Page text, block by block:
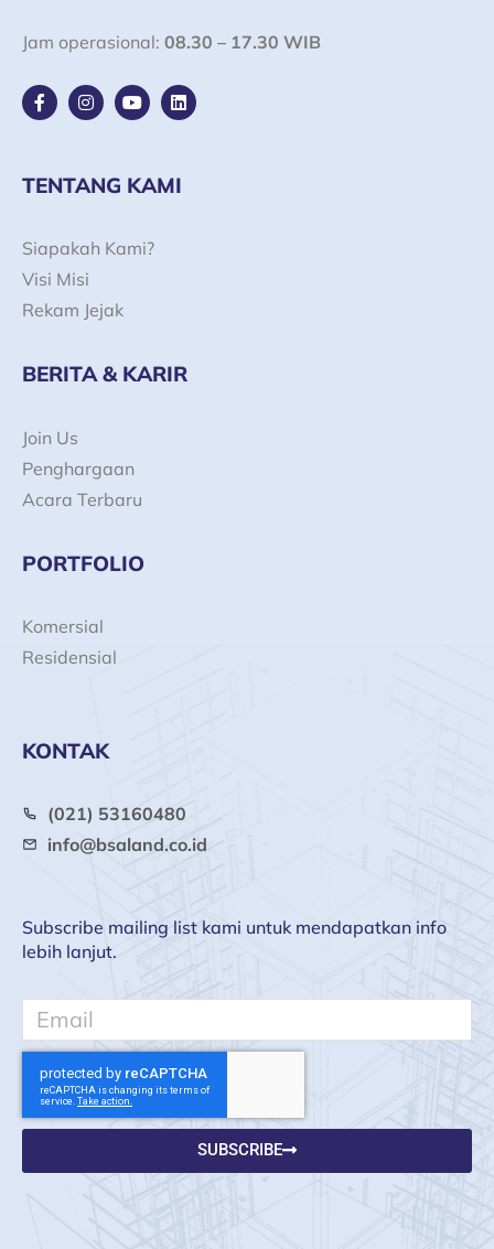
Jam operasional: 08.30 – 17.30 WIB
F
a
o
o
f
I
n
g
r
Y
o
b
e
L
i
d
i
TENTANG KAMI
Siapakah Kami?
Visi Misi
Rekam Jejak
BERITA & KARIR
Join Us
Penghargaan
Acara Terbaru
PORTFOLIO
Komersial
Residensial
KONTAK
(021) 53160480
info@bsaland.co.id
Subscribe mailing list kami untuk mendapatkan info
lebih lanjut.
Email
SUBSCRIBE